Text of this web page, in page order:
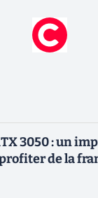
3050 : un
de la